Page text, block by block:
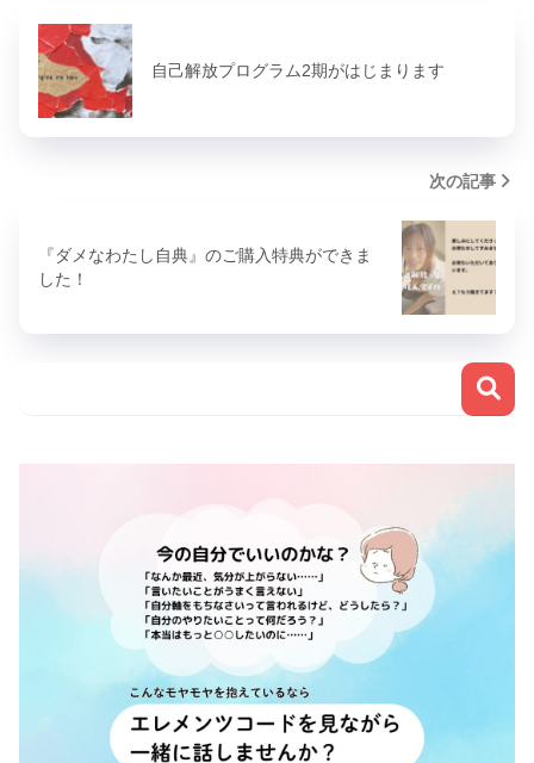
自己解放プログラム2期がはじまります
次の記事
『ダメなわたし自典』のご購入特典ができま
した！